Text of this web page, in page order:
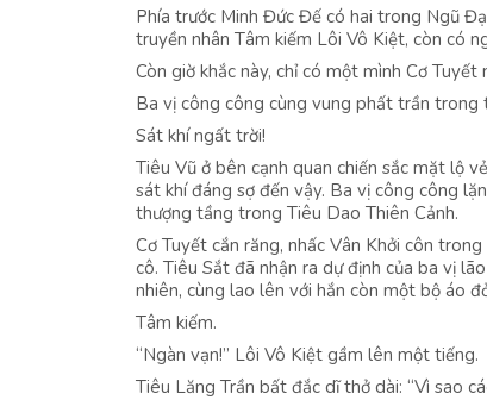
Phía trước Minh Đức Đế có hai trong Ngũ
truyền nhân Tâm kiếm Lôi Vô Kiệt, còn có
Còn giờ khắc này, chỉ có một mình Cơ
Ba vị công công cùng vung phất trần trong
Sát khí ngất trời!
Tiêu Vũ ở bên cạnh quan chiến sắc mặt lộ
sát khí đáng sợ đến vậy. Ba vị công công
thượng tầng trong Tiêu Dao Thiên Cảnh.
Cơ Tuyết cắn răng, nhấc Vân Khởi côn
cô. Tiêu Sắt đã nhận ra dự định của ba vị
nhiên, cùng lao lên với hắn còn một bộ áo
Tâm kiếm.
“Ngàn vạn!” Lôi Vô Kiệt gầm lên một tiếng.
Tiêu Lăng Trần bất đắc dĩ thở dài: “Vì sao